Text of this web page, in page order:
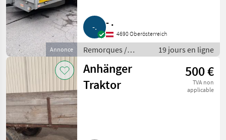
Annonce
- .
4690 Oberösterreich
Remorques /
Remorques de
voitures
19 jours en ligne
Anhänger
Traktor
500 €
TVA non
applicable